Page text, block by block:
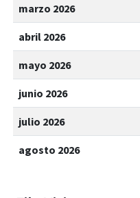
marzo 2026
abril 2026
mayo 2026
junio 2026
julio 2026
agosto 2026